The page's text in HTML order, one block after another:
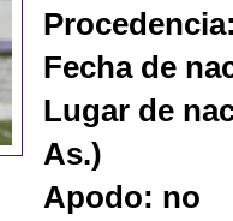
Fecha de
Lugar de
As.)
Apodo: no